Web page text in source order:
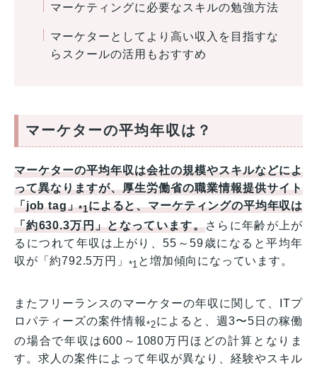
マーケティングに必要なスキルの勉強方法
マーケターとしてより高い収入を目指すな
らスクールの活用もおすすめ
マーケターの平均年収は？
マーケターの平均年収は会社の規模やスキルなどによ
って異なりますが、厚生労働省の職業情報提供サイト
「job tag」*1によると、マーケティングの平均年収は
「約630.3万円」となっています。さらに年齢が上が
るにつれて年収は上がり、55～59歳になると平均年
収が「約792.5万円」 *1 と増加傾向になっています。
またフリーランスのマーケターの年収に関して、ITプ
ロパティーズの案件情報*2によると、週3〜5日の稼働
の場合で年収は600～1080万円ほどの計算となりま
す。求人の案件によって年収が異なり、経験やスキル